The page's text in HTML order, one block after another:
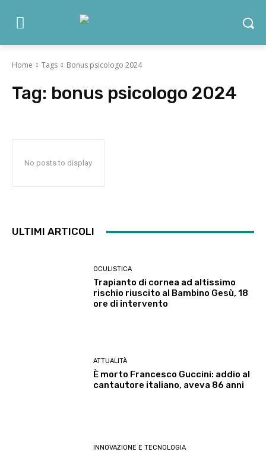
Home Tags Bonus psicologo 2024
Tag: bonus psicologo 2024
No posts to display
ULTIMI ARTICOLI
OCULISTICA
Trapianto di cornea ad altissimo
rischio riuscito al Bambino Gesù, 18
ore di intervento
ATTUALITÀ
È morto Francesco Guccini: addio al
cantautore italiano, aveva 86 anni
INNOVAZIONE E TECNOLOGIA